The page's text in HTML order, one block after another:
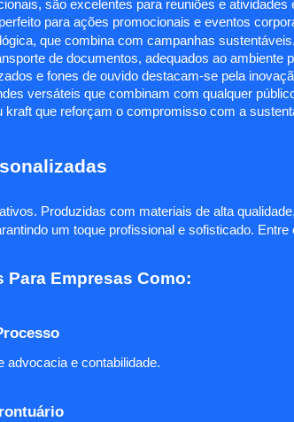
são excelentes para reuniões e atividades
para ações promocionais e eventos
que combina com campanhas sustentáveis.
de documentos, adequados ao ambiente
e fones de ouvido destacam-se pela
versáteis que combinam com qualquer
que reforçam o compromisso com a
Produzidas com materiais de alta
um toque profissional e sofisticado.
Para Empresas Como:
advocacia e contabilidade.